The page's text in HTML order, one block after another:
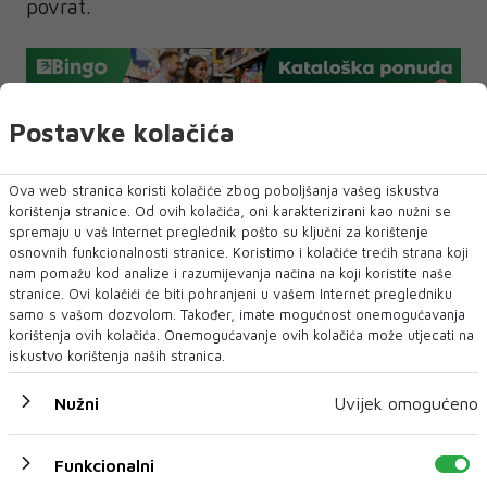
povrat.
NAJNOVIJE NAJČITANIJE
Postavke kolačića
Ova web stranica koristi kolačiće zbog poboljšanja vašeg iskustva
korištenja stranice. Od ovih kolačića, oni karakterizirani kao nužni se
spremaju u vaš Internet preglednik pošto su ključni za korištenje
osnovnih funkcionalnosti stranice. Koristimo i kolačiće trećih strana koji
nam pomažu kod analize i razumijevanja načina na koji koristite naše
stranice. Ovi kolačići će biti pohranjeni u vašem Internet pregledniku
samo s vašom dozvolom. Također, imate mogućnost onemogućavanja
korištenja ovih kolačića. Onemogućavanje ovih kolačića može utjecati na
iskustvo korištenja naših stranica.
Nužni Uvijek omogućeno
Funkcionalni